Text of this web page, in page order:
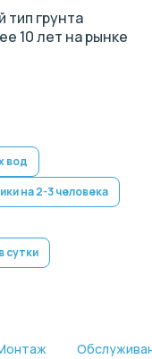
грунта
10 лет на рынке
вод
на 2-3 человека
сутки